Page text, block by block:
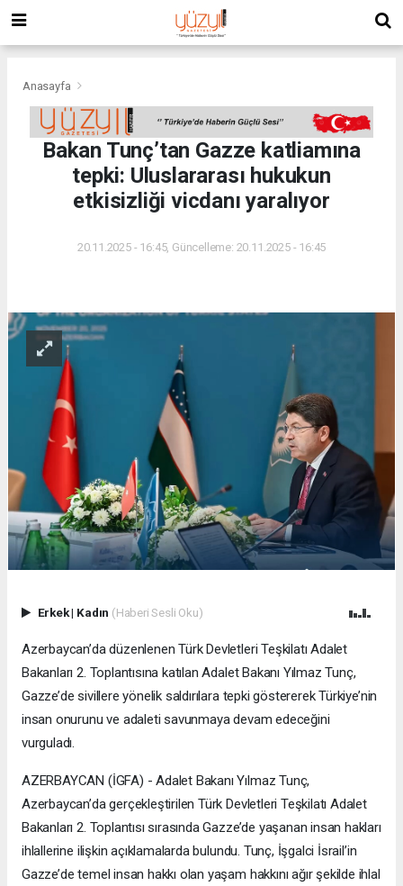
Anasayfa
Bakan Tunç’tan Gazze katliamına
tepki: Uluslararası hukukun
etkisizliği vicdanı yaralıyor
20.11.2025 - 16:45, Güncelleme: 20.11.2025 - 16:45
Erkek| Kadın (Haberi Sesli Oku)
Azerbaycan’da düzenlenen Türk Devletleri Teşkilatı Adalet
Bakanları 2. Toplantısına katılan Adalet Bakanı Yılmaz Tunç,
Gazze’de sivillere yönelik saldırılara tepki göstererek Türkiye’nin
insan onurunu ve adaleti savunmaya devam edeceğini
vurguladı.
AZERBAYCAN (İGFA) - Adalet Bakanı Yılmaz Tunç,
Azerbaycan’da gerçekleştirilen Türk Devletleri Teşkilatı Adalet
Bakanları 2. Toplantısı sırasında Gazze’de yaşanan insan hakları
ihlallerine ilişkin açıklamalarda bulundu. Tunç, İşgalci İsrail’in
Gazze’de temel insan hakkı olan yaşam hakkını ağır şekilde ihlal